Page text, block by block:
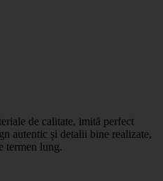
de calitate, imită perfect
autentic și detalii bine realizate,
termen lung.